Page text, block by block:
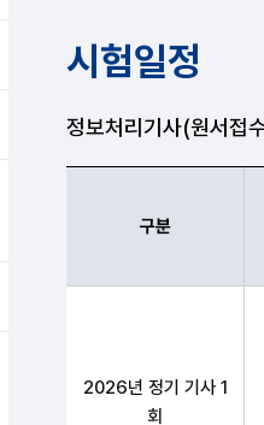
시험일정
정보처리기사(원서접
구분
2026년 정기 기사 1
회